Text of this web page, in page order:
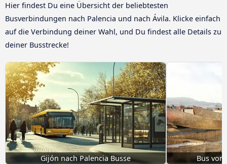
Hier findest Du eine Übersicht der beliebtesten
Busverbindungen nach Palencia und nach Ávila‎. Klicke einfach
auf die Verbindung deiner Wahl, und Du findest alle Details zu
deiner Busstrecke!
Gijón nach Palencia Busse Bus von